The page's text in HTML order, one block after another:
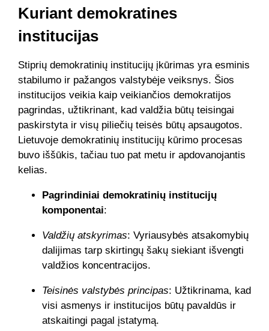
Kuriant demokratines
institucijas
Stiprių demokratinių institucijų įkūrimas yra esminis
stabilumo ir pažangos valstybėje veiksnys. Šios
institucijos veikia kaip veikiančios demokratijos
pagrindas, užtikrinant, kad valdžia būtų teisingai
paskirstyta ir visų piliečių teisės būtų apsaugotos.
Lietuvoje demokratinių institucijų kūrimo procesas
buvo iššūkis, tačiau tuo pat metu ir apdovanojantis
kelias.
Pagrindiniai demokratinių institucijų
komponentai:
Valdžių atskyrimas: Vyriausybės atsakomybių
dalijimas tarp skirtingų šakų siekiant išvengti
valdžios koncentracijos.
Teisinės valstybės principas: Užtikrinama, kad
visi asmenys ir institucijos būtų pavaldūs ir
atskaitingi pagal įstatymą.